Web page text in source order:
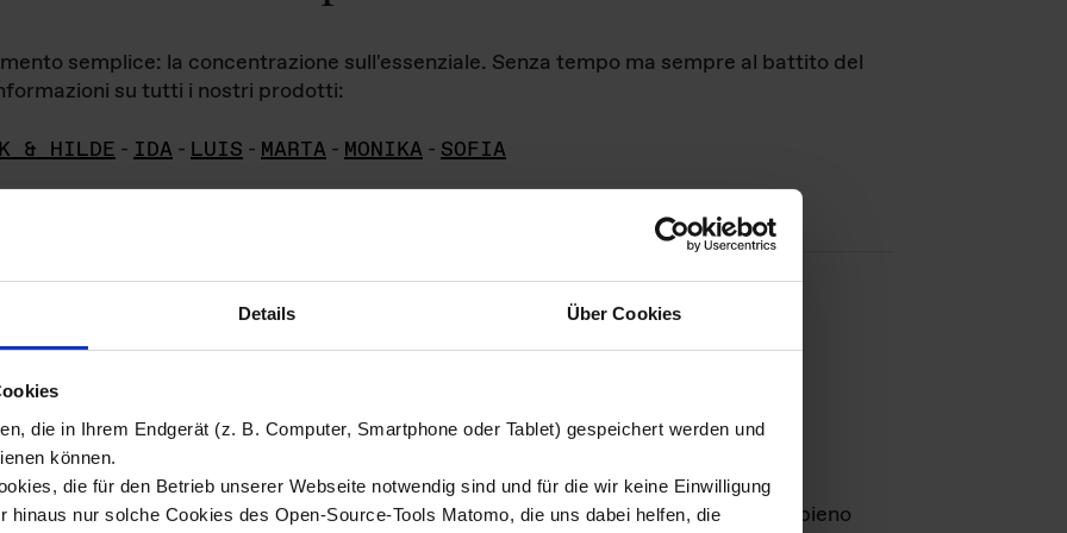
Details Über Cookies
die in Ihrem Endgerät (z. B. Computer, Smartphone oder Tablet) gespeichert werden und
können.
die für den Betrieb unserer Webseite notwendig sind und für die wir keine Einwilligung
hinaus nur solche Cookies des Open-Source-Tools Matomo, die uns dabei helfen, die
semplice: la concentrazione sull'essenziale. Senza tempo ma sempre al battito del
su tutti i nostri prodotti:
& HILDE - IDA - LUIS - MARTA - MONIKA - SOFIA
di immagini
materiale fotografico sono detenuti daDas ganze LebenGmbH e rimangono in pieno